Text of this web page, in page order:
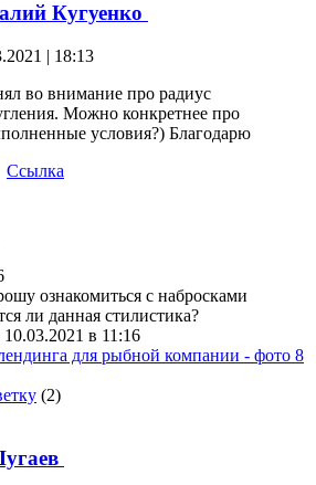
Кугуенко
| 18:13
во внимание про радиус
Можно конкретнее про
условия?) Благодарю
Ссылка
ознакомиться с набросками
ли данная стилистика?
в 11:16
(2)